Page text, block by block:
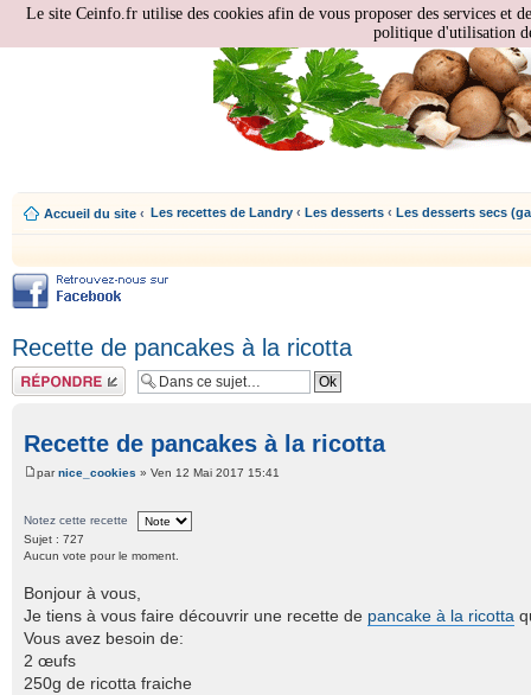
Accueil du site ‹ Les recettes de Landry ‹ Les desserts ‹ Les desserts secs
Recette de pancakes à la ricotta
Répondre
Recette de pancakes à la ricotta
parnice_cookies » Ven 12 Mai 2017 15:41
Notez cette recette
Sujet : 727
Aucun vote pour le moment.
Bonjour à vous,
Je tiens à vous faire découvrir une recette de pancake à la ricotta
Vous avez besoin de:
2 œufs
250g de ricotta fraiche
Le site Ceinfo.fr utilise des cookies afin de vous proposer des services et
politique d'utilisation